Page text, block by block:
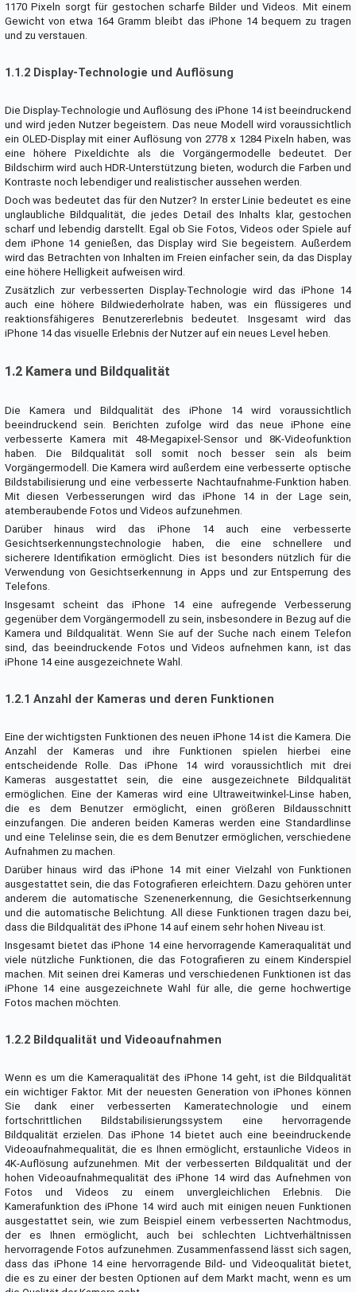
1170 Pixeln sorgt für gestochen scharfe Bilder und Videos. Mit einem
Gewicht von etwa 164 Gramm bleibt das iPhone 14 bequem zu tragen
und zu verstauen.
1.1.2 Display-Technologie und Auflösung
Die Display-Technologie und Auflösung des iPhone 14 ist beeindruckend
und wird jeden Nutzer begeistern. Das neue Modell wird voraussichtlich
ein OLED-Display mit einer Auflösung von 2778 x 1284 Pixeln haben, was
eine höhere Pixeldichte als die Vorgängermodelle bedeutet. Der
Bildschirm wird auch HDR-Unterstützung bieten, wodurch die Farben und
Kontraste noch lebendiger und realistischer aussehen werden.
Doch was bedeutet das für den Nutzer? In erster Linie bedeutet es eine
unglaubliche Bildqualität, die jedes Detail des Inhalts klar, gestochen
scharf und lebendig darstellt. Egal ob Sie Fotos, Videos oder Spiele auf
dem iPhone 14 genießen, das Display wird Sie begeistern. Außerdem
wird das Betrachten von Inhalten im Freien einfacher sein, da das Display
eine höhere Helligkeit aufweisen wird.
Zusätzlich zur verbesserten Display-Technologie wird das iPhone 14
auch eine höhere Bildwiederholrate haben, was ein flüssigeres und
reaktionsfähigeres Benutzererlebnis bedeutet. Insgesamt wird das
iPhone 14 das visuelle Erlebnis der Nutzer auf ein neues Level heben.
1.2 Kamera und Bildqualität
Die Kamera und Bildqualität des iPhone 14 wird voraussichtlich
beeindruckend sein. Berichten zufolge wird das neue iPhone eine
verbesserte Kamera mit 48-Megapixel-Sensor und 8K-Videofunktion
haben. Die Bildqualität soll somit noch besser sein als beim
Vorgängermodell. Die Kamera wird außerdem eine verbesserte optische
Bildstabilisierung und eine verbesserte Nachtaufnahme-Funktion haben.
Mit diesen Verbesserungen wird das iPhone 14 in der Lage sein,
atemberaubende Fotos und Videos aufzunehmen.
Darüber hinaus wird das iPhone 14 auch eine verbesserte
Gesichtserkennungstechnologie haben, die eine schnellere und
sicherere Identifikation ermöglicht. Dies ist besonders nützlich für die
Verwendung von Gesichtserkennung in Apps und zur Entsperrung des
Telefons.
Insgesamt scheint das iPhone 14 eine aufregende Verbesserung
gegenüber dem Vorgängermodell zu sein, insbesondere in Bezug auf die
Kamera und Bildqualität. Wenn Sie auf der Suche nach einem Telefon
sind, das beeindruckende Fotos und Videos aufnehmen kann, ist das
iPhone 14 eine ausgezeichnete Wahl.
1.2.1 Anzahl der Kameras und deren Funktionen
Eine der wichtigsten Funktionen des neuen iPhone 14 ist die Kamera. Die
Anzahl der Kameras und ihre Funktionen spielen hierbei eine
entscheidende Rolle. Das iPhone 14 wird voraussichtlich mit drei
Kameras ausgestattet sein, die eine ausgezeichnete Bildqualität
ermöglichen. Eine der Kameras wird eine Ultraweitwinkel-Linse haben,
die es dem Benutzer ermöglicht, einen größeren Bildausschnitt
einzufangen. Die anderen beiden Kameras werden eine Standardlinse
und eine Telelinse sein, die es dem Benutzer ermöglichen, verschiedene
Aufnahmen zu machen.
Darüber hinaus wird das iPhone 14 mit einer Vielzahl von Funktionen
ausgestattet sein, die das Fotografieren erleichtern. Dazu gehören unter
anderem die automatische Szenenerkennung, die Gesichtserkennung
und die automatische Belichtung. All diese Funktionen tragen dazu bei,
dass die Bildqualität des iPhone 14 auf einem sehr hohen Niveau ist.
Insgesamt bietet das iPhone 14 eine hervorragende Kameraqualität und
viele nützliche Funktionen, die das Fotografieren zu einem Kinderspiel
machen. Mit seinen drei Kameras und verschiedenen Funktionen ist das
iPhone 14 eine ausgezeichnete Wahl für alle, die gerne hochwertige
Fotos machen möchten.
1.2.2 Bildqualität und Videoaufnahmen
Wenn es um die Kameraqualität des iPhone 14 geht, ist die Bildqualität
ein wichtiger Faktor. Mit der neuesten Generation von iPhones können
Sie dank einer verbesserten Kameratechnologie und einem
fortschrittlichen Bildstabilisierungssystem eine hervorragende
Bildqualität erzielen. Das iPhone 14 bietet auch eine beeindruckende
Videoaufnahmequalität, die es Ihnen ermöglicht, erstaunliche Videos in
4K-Auflösung aufzunehmen. Mit der verbesserten Bildqualität und der
hohen Videoaufnahmequalität des iPhone 14 wird das Aufnehmen von
Fotos und Videos zu einem unvergleichlichen Erlebnis. Die
Kamerafunktion des iPhone 14 wird auch mit einigen neuen Funktionen
ausgestattet sein, wie zum Beispiel einem verbesserten Nachtmodus,
der es Ihnen ermöglicht, auch bei schlechten Lichtverhältnissen
hervorragende Fotos aufzunehmen. Zusammenfassend lässt sich sagen,
dass das iPhone 14 eine hervorragende Bild- und Videoqualität bietet,
die es zu einer der besten Optionen auf dem Markt macht, wenn es um